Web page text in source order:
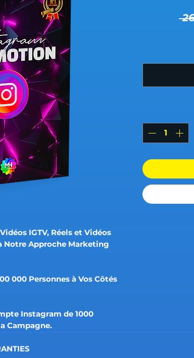
IGTV, Réels et Vidéos
Notre Approche Marketing
000 Personnes à Vos Côtés
Instagram de 1000
Campagne.